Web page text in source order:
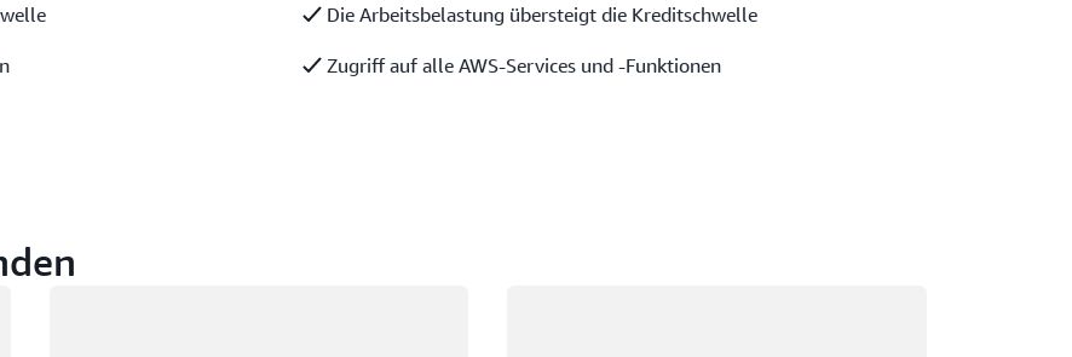
Die Arbeitsbelastung übersteigt die Kreditschwelle
Zugriff auf alle AWS-Services und -Funktionen